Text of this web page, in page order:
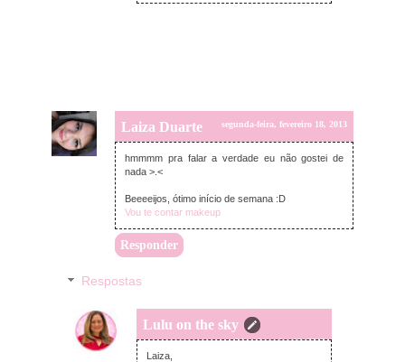
Laiza Duarte segunda-feira, fevereiro 18, 2013
hmmmm pra falar a verdade eu não gostei de
nada >.<
Beeeeijos, ótimo início de semana :D
Vou te contar makeup
Responder
Respostas
Lulu on the sky
terça-feira, fevereiro 19, 2013
Laiza,